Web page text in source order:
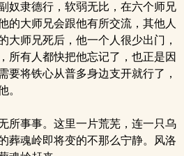
奴隶德行，软弱无比，在六个师兄
的大师兄会跟他有所交流，其他人
大师兄死后，他一个人很少出门，
所有人都快把他忘记了，也正是因
要将铁心从普多身边支开就行了，
。
所事事。这里一片荒芜，连一只乌
葬魂岭即将变的不那么宁静。风洛